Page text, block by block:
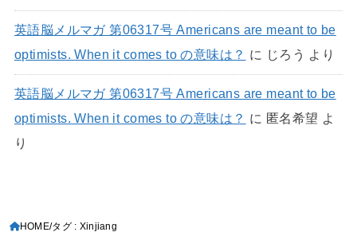
英語脳メルマガ 第06317号 Americans are meant to be
optimists. When it comes to の意味は？ に じろう より
英語脳メルマガ 第06317号 Americans are meant to be
optimists. When it comes to の意味は？ に 匿名希望 よ
り
HOME タグ : Xinjiang